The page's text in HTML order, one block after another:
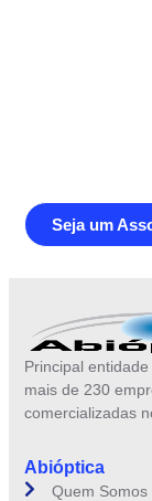
Seja um
Principal
mais de 230
comercializadas
Abióptica
Quem Somos